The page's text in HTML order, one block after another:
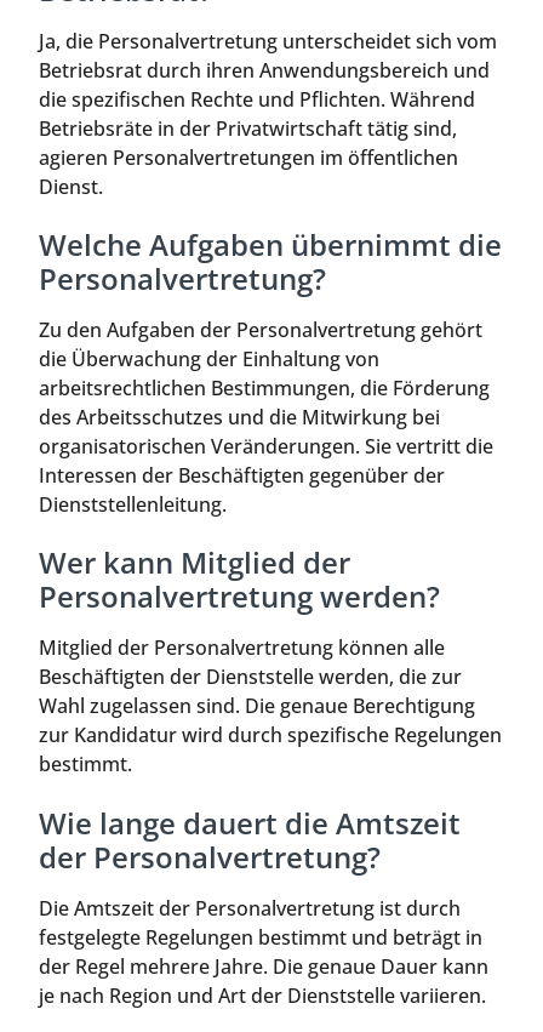
Ja, die Personalvertretung unterscheidet sich vom
Betriebsrat durch ihren Anwendungsbereich und
die spezifischen Rechte und Pflichten. Während
Betriebsräte in der Privatwirtschaft tätig sind,
agieren Personalvertretungen im öffentlichen
Dienst.
Welche Aufgaben übernimmt die
Personalvertretung?
Zu den Aufgaben der Personalvertretung gehört
die Überwachung der Einhaltung von
arbeitsrechtlichen Bestimmungen, die Förderung
des Arbeitsschutzes und die Mitwirkung bei
organisatorischen Veränderungen. Sie vertritt die
Interessen der Beschäftigten gegenüber der
Dienststellenleitung.
Wer kann Mitglied der
Personalvertretung werden?
Mitglied der Personalvertretung können alle
Beschäftigten der Dienststelle werden, die zur
Wahl zugelassen sind. Die genaue Berechtigung
zur Kandidatur wird durch spezifische Regelungen
bestimmt.
Wie lange dauert die Amtszeit
der Personalvertretung?
Die Amtszeit der Personalvertretung ist durch
festgelegte Regelungen bestimmt und beträgt in
der Regel mehrere Jahre. Die genaue Dauer kann
je nach Region und Art der Dienststelle variieren.